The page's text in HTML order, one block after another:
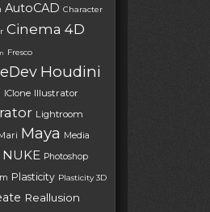
AutoCAD Character
Cinema 4D
Fresco
Houdini
IClone Illustrator
Lightroom
Maya
Media
NUKE Photoshop
Plasticity Plasticity 3D
Reallusion